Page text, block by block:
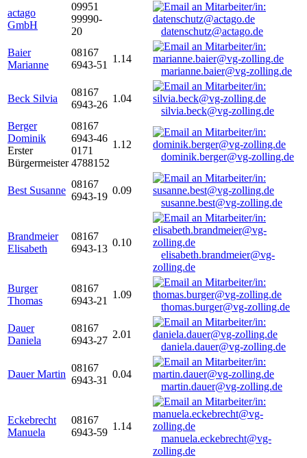
actago
GmbH
09951
99990-
20
datenschutz@actago.de
Baier
Marianne
08167
6943-51
1.14
marianne.baier@vg-zolling.de
Beck Silvia
08167
6943-26
1.04
silvia.beck@vg-zolling.de
Berger
Dominik
Erster
Bürgermeister
08167
6943-46
0171
4788152
1.12
dominik.berger@vg-zolling.de
Best Susanne
08167
6943-19
0.09
susanne.best@vg-zolling.de
Brandmeier
Elisabeth
08167
6943-13
0.10
elisabeth.brandmeier@vg-
zolling.de
Burger
Thomas
08167
6943-21
1.09
thomas.burger@vg-zolling.de
Dauer
Daniela
08167
6943-27
2.01
daniela.dauer@vg-zolling.de
Dauer Martin
08167
6943-31
0.04
martin.dauer@vg-zolling.de
Eckebrecht
Manuela
08167
6943-59
1.14
manuela.eckebrecht@vg-
zolling.de